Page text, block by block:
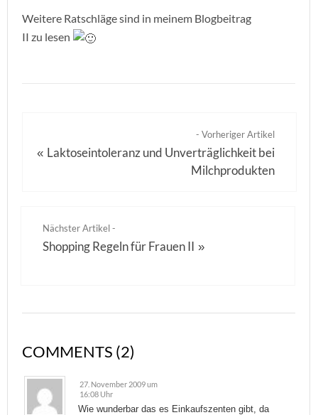
Weitere Ratschläge sind in meinem Blogbeitrag
II zu lesen
- Vorheriger Artikel
« Laktoseintoleranz und Unverträglichkeit bei
Milchprodukten
Nächster Artikel -
Shopping Regeln für Frauen II »
COMMENTS (2)
27. November 2009 um
16:08 Uhr
Wie wunderbar das es Einkaufszenten gibt, da